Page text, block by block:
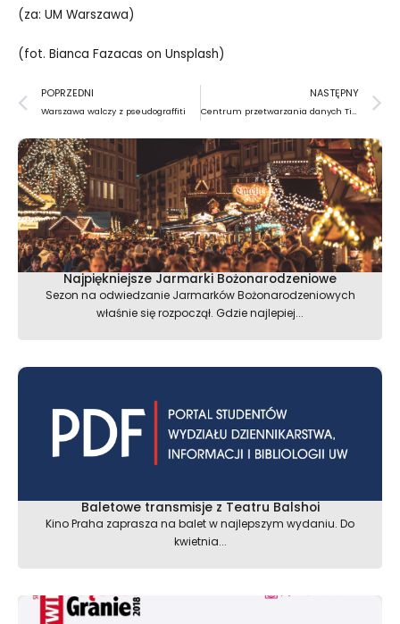
(za: UM Warszawa)
(fot. Bianca Fazacas on Unsplash)
Prev
POPRZEDNI
Warszawa walczy z pseudograffiti
NASTĘPNY
Centrum przetwarzania danych TikToka… w Finlandii?
Najpiękniejsze Jarmarki Bożonarodzeniowe
Sezon na odwiedzanie Jarmarków Bożonarodzeniowych
właśnie się rozpoczął. Gdzie najlepiej...
Baletowe transmisje z Teatru Balshoi
Kino Praha zaprasza na balet w najlepszym wydaniu. Do
kwietnia...